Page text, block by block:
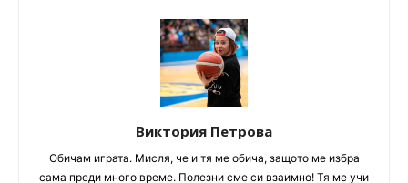
Виктория Петрова
Обичам играта. Мисля, че и тя ме обича, защото ме избра
сама преди много време. Полезни сме си взаимно! Тя ме учи